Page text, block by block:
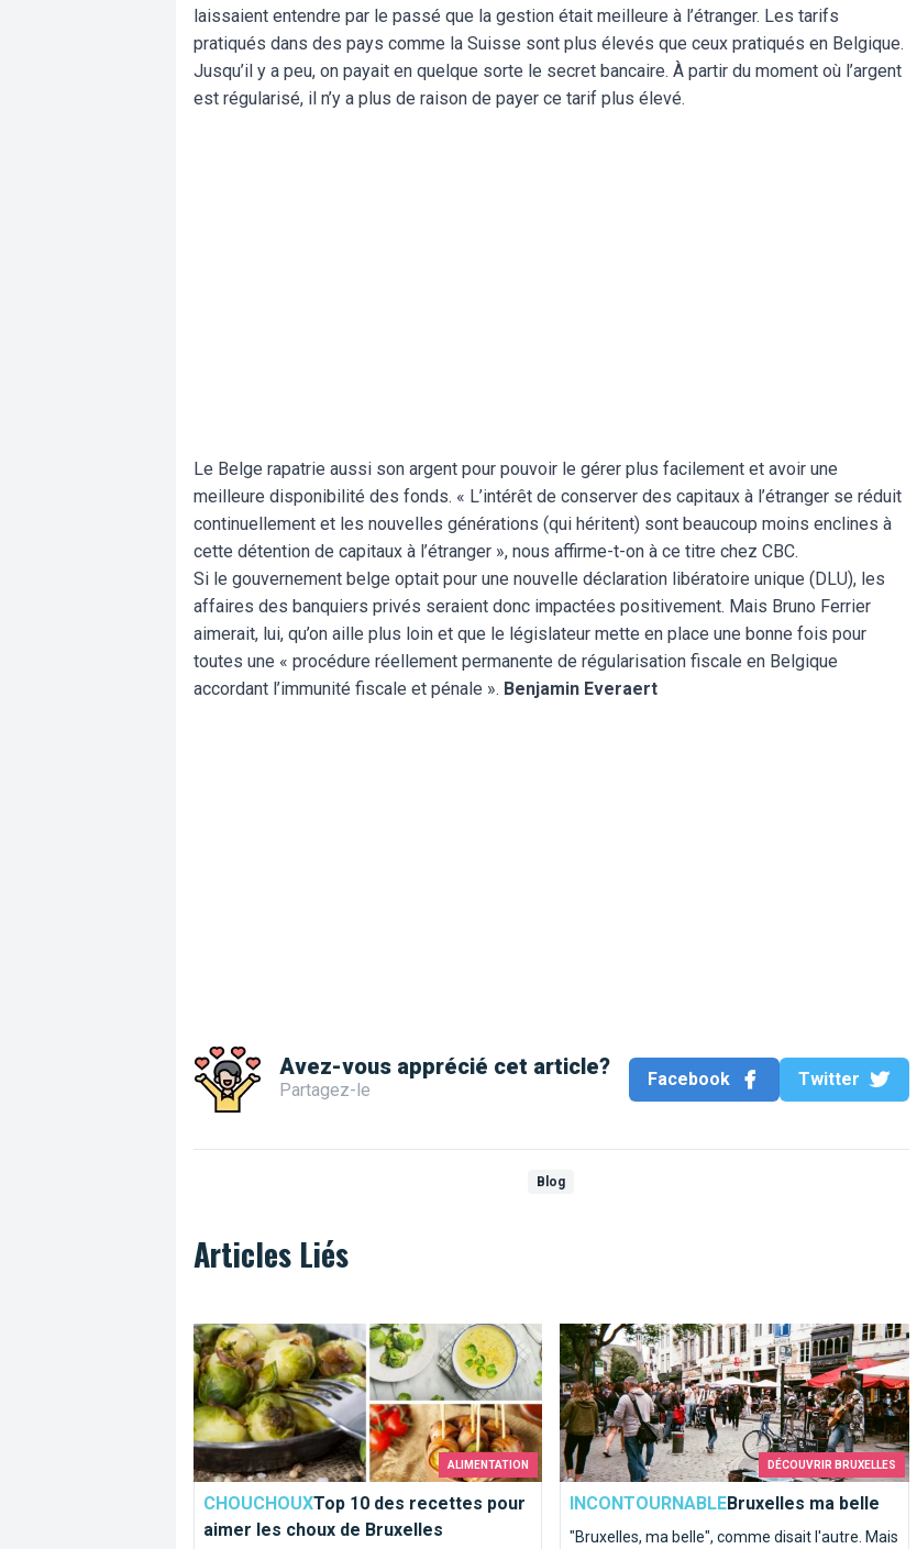
laissaient entendre par le passé que la gestion était meilleure à l’étranger. Les tarifs
pratiqués dans des pays comme la Suisse sont plus élevés que ceux pratiqués en Belgique.
Jusqu’il y a peu, on payait en quelque sorte le secret bancaire. À partir du moment où l’argent
est régularisé, il n’y a plus de raison de payer ce tarif plus élevé.
Le Belge rapatrie aussi son argent pour pouvoir le gérer plus facilement et avoir une
meilleure disponibilité des fonds. « L’intérêt de conserver des capitaux à l’étranger se réduit
continuellement et les nouvelles générations (qui héritent) sont beaucoup moins enclines à
cette détention de capitaux à l’étranger », nous affirme-t-on à ce titre chez CBC.
Si le gouvernement belge optait pour une nouvelle déclaration libératoire unique (DLU), les
affaires des banquiers privés seraient donc impactées positivement. Mais Bruno Ferrier
aimerait, lui, qu’on aille plus loin et que le législateur mette en place une bonne fois pour
toutes une « procédure réellement permanente de régularisation fiscale en Belgique
accordant l’immunité fiscale et pénale ». Benjamin Everaert
Avez-vous apprécié cet article?
Partagez-le
Facebook Twitter
Blog
Articles Liés
ALIMENTATION
CHOUCHOUXTop 10 des recettes pour
aimer les choux de Bruxelles
Top 10 des recettes pour aimer les choux de Bruxelles
DÉCOUVRIR BRUXELLES
INCONTOURNABLEBruxelles ma belle
"Bruxelles, ma belle", comme disait l'autre. Mais
Bruxelles ma belle